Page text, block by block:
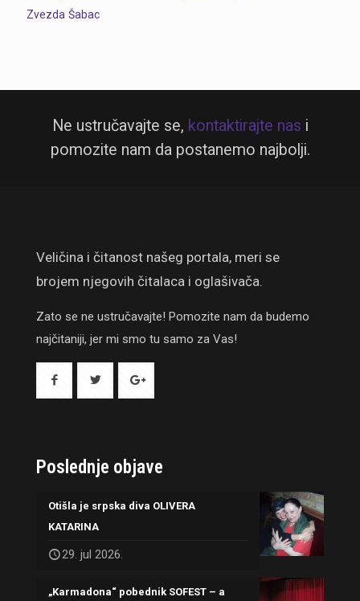
Zvezda Šabac
Ne ustručavajte se, kontaktirajte nas i
pomozite nam da postanemo najbolji.
Veličina i čitanost našeg portala, meri se
brojem njegovih čitalaca i oglašivača.
Zato se ne ustručavajte! Pomozite nam da budemo
najčitaniji, jer mi smo tu samo za Vas!
Poslednje objave
Otišla je srpska diva OLIVERA
KATARINA
29. jul 2026.
„Karmadona“ pobednik SOFEST – a